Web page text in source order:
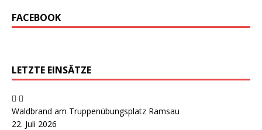
FACEBOOK
LETZTE EINSÄTZE
Waldbrand am Truppenübungsplatz Ramsau
22. Juli 2026